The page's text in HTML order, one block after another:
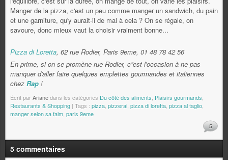
Manger de la pizza, c'est un peu comme manger un sandwich, du pain
et une garniture, qu'y aurait-il de mal à cela ? On se régale, on
savoure, donc mieux vaut la choisir vraiment bonne...
Pizza di Loretta, 62 rue Rodier, Paris 9eme, 01 48 78 42 56
En prime, si on se promène rue Rodier, c''est l'occasion à ne pas
manquer d'aller faire quelques emplettes gourmandes et italiennes
chez Rap !
Écrit parArianedans les catégories Du côté des aliments Plaisirs gourmands
Restaurants & Shopping | Tags : pizza pizzerai pizza di loretta pizza al taglio
manger selon sa faim paris 9eme
5
5 commentaires